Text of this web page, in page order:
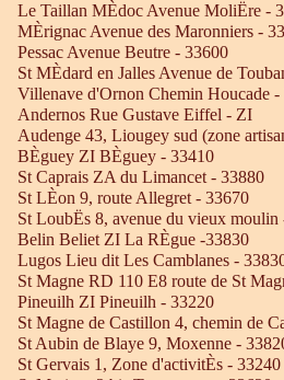
Le Taillan MÈdoc Avenue MoliËre -
MÈrignac Avenue des Maronniers -
Pessac Avenue Beutre - 33600
St MÈdard en Jalles Avenue de
Villenave d'Ornon Chemin Houcade -
Andernos Rue Gustave Eiffel - ZI
Audenge 43, Liougey sud (zone
BÈguey ZI BÈguey - 33410
St Caprais ZA du Limancet - 33880
St LÈon 9, route Allegret - 33670
St LoubËs 8, avenue du vieux moulin
Belin Beliet ZI La RÈgue -33830
Lugos Lieu dit Les Camblanes -
St Magne RD 110 E8 route de St
Pineuilh ZI Pineuilh - 33220
St Magne de Castillon 4, chemin de
St Aubin de Blaye 9, Moxenne -
St Gervais 1, Zone d'activitÈs - 33240